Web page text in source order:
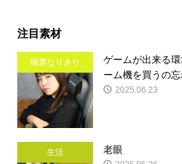
注目素材
職業なりきり
ゲームが出来る
ーム機を買うの
2025.06.23
生活 老眼